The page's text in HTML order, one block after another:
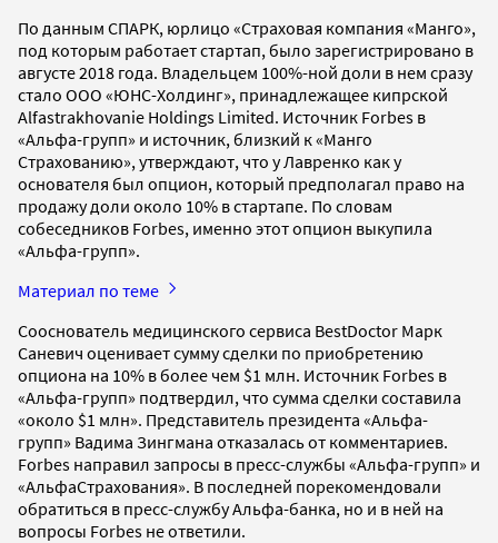
По данным СПАРК, юрлицо «Страховая компания «Манго»,
под которым работает стартап, было зарегистрировано в
августе 2018 года. Владельцем 100%-ной доли в нем сразу
стало ООО «ЮНС-Холдинг», принадлежащее кипрской
Alfastrakhovanie Holdings Limited. Источник Forbes в
«Альфа-групп» и источник, близкий к «Манго
Страхованию», утверждают, что у Лавренко как у
основателя был опцион, который предполагал право на
продажу доли около 10% в стартапе. По словам
собеседников Forbes, именно этот опцион выкупила
«Альфа-групп».
Материал по теме
Cооснователь медицинского сервиса BestDoctor Марк
Саневич оценивает сумму сделки по приобретению
опциона на 10% в более чем $1 млн. Источник Forbes в
«Альфа-групп» подтвердил, что сумма сделки составила
«около $1 млн». Представитель президента «Альфа-
групп» Вадима Зингмана отказалась от комментариев.
Forbes направил запросы в пресс-службы «Альфа-групп» и
«АльфаСтрахования». В последней порекомендовали
обратиться в пресс-службу Альфа-банка, но и в ней на
вопросы Forbes не ответили.